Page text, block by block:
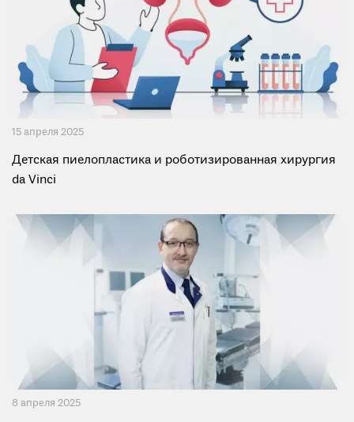
15 апреля 2025
Детская пиелопластика и роботизированная хирургия
da Vinci
8 апреля 2025